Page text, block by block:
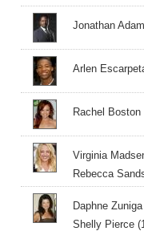
Jonathan
Arlen
Rachel Boston
Virginia
Rebecca
Daphne Zuniga
Shelly Pierce